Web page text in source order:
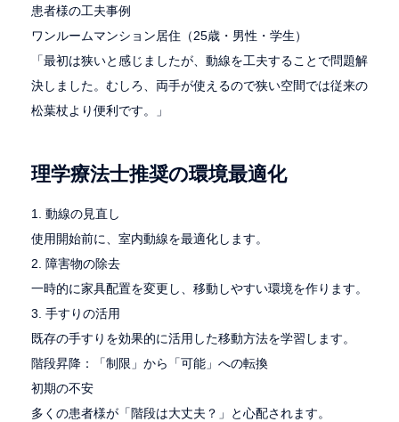
患者様の工夫事例
ワンルームマンション居住（25歳・男性・学生）
「最初は狭いと感じましたが、動線を工夫することで問題解
決しました。むしろ、両手が使えるので狭い空間では従来の
松葉杖より便利です。」
理学療法士推奨の環境最適化
1. 動線の見直し
使用開始前に、室内動線を最適化します。
2. 障害物の除去
一時的に家具配置を変更し、移動しやすい環境を作ります。
3. 手すりの活用
既存の手すりを効果的に活用した移動方法を学習します。
階段昇降：「制限」から「可能」への転換
初期の不安
多くの患者様が「階段は大丈夫？」と心配されます。